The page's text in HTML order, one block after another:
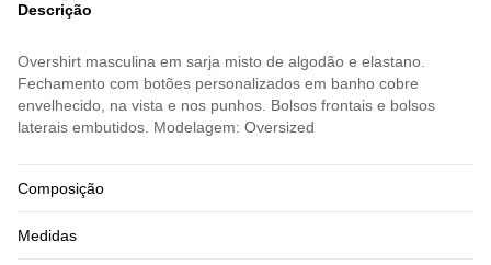
Descrição
Overshirt masculina em sarja misto de algodão e elastano.
Fechamento com botões personalizados em banho cobre
envelhecido, na vista e nos punhos. Bolsos frontais e bolsos
laterais embutidos. Modelagem: Oversized
Composição
Medidas